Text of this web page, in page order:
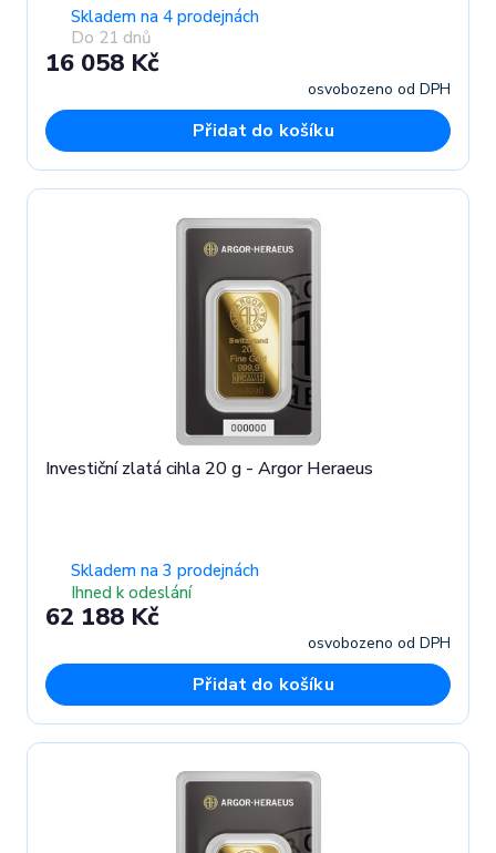
Skladem na 4 prodejnách
Do 21 dnů
16 058 Kč
osvobozeno od DPH
Přidat do košíku
Investiční zlatá cihla 20 g - Argor Heraeus
Skladem na 3 prodejnách
Ihned k odeslání
62 188 Kč
osvobozeno od DPH
Přidat do košíku